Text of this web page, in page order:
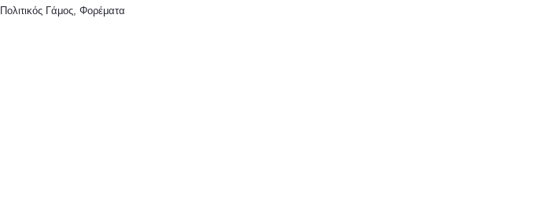
Πολιτικός Γάμος ,Φορέματα